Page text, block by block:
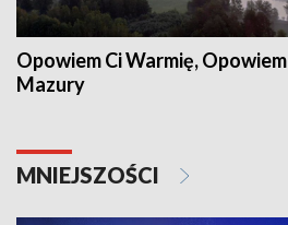
Opowiem Ci Warmię, Opowiem
Mazury
MNIEJSZOŚCI